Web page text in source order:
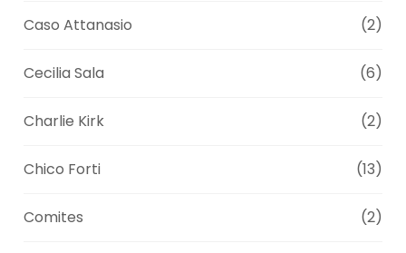
Caso Attanasio (2)
Cecilia Sala (6)
Charlie Kirk (2)
Chico Forti (13)
Comites (2)